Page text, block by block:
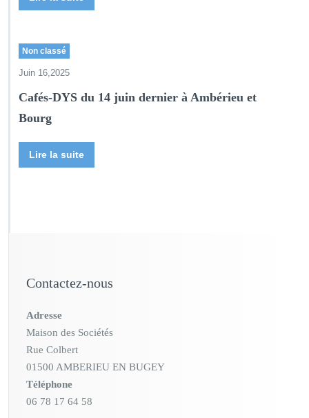
Non classé
Juin 16,2025
Cafés-DYS du 14 juin dernier à Ambérieu et
Bourg
Lire la suite
Contactez-nous
Adresse
Maison des Sociétés
Rue Colbert
01500 AMBERIEU EN BUGEY
Téléphone
06 78 17 64 58